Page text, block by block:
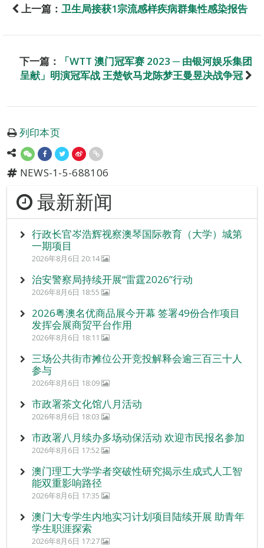
上一篇： 卫生局接获1宗流感样疾病群集性感染报告
下一篇：
「WTT 澳门冠军赛 2023 ─ 由银河娱乐集团
呈献」明演冠军战 王楚钦马龙陈梦王曼昱决战争冠
列印本页
NEWS-1-5-688106
最新新闻
行政长官岑浩辉视察澳琴国际教育（大学）城第
一期项目
2026年8月6日 20:14
治安警察局持续开展“雷霆2026”行动
2026年8月6日 18:55
2026粤澳名优商品展今开幕 签署49份合作项目
发挥会展商贸平台作用
2026年8月6日 18:11
三场公共街市摊位公开竞投解释会逾三百三十人
参与
2026年8月6日 18:09
市政署茶文化馆八月活动
2026年8月6日 18:03
市政署八月续办多场动保活动 欢迎市民报名参加
2026年8月6日 17:52
澳门理工大学学者突破性研究揭示生成式人工智
能双重影响路径
2026年8月6日 17:35
澳门大专学生内地实习计划项目陆续开展 助青年
学生职涯探索
2026年8月6日 17:27